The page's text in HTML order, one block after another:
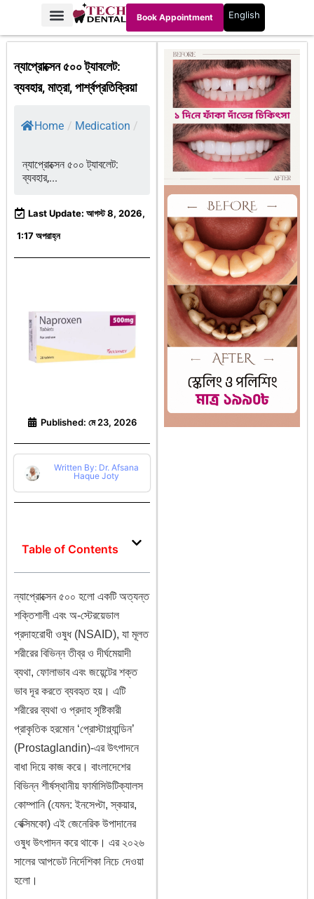
Book Appointment English
ন্যাপ্রোক্সেন ৫০০ ট্যাবলেট:
ব্যবহার, মাত্রা, পার্শ্বপ্রতিক্রিয়া
Home / Medication /
ন্যাপ্রোক্সেন ৫০০ ট্যাবলেট:
ব্যবহার,...
Last Update: আগস্ট 8, 2026,
1:17 অপরাহ্ন
Published: মে 23, 2026
Written By: Dr. Afsana
Haque Joty
Table of Contents
ন্যাপ্রোক্সেন ৫০০ হলো একটি অত্যন্ত
শক্তিশালী এবং অ-স্টেরয়েডাল
প্রদাহরোধী ওষুধ (NSAID), যা মূলত
শরীরের বিভিন্ন তীব্র ও দীর্ঘমেয়াদী
ব্যথা, ফোলাভাব এবং জয়েন্টের শক্ত
ভাব দূর করতে ব্যবহৃত হয়। এটি
শরীরের ব্যথা ও প্রদাহ সৃষ্টিকারী
প্রাকৃতিক হরমোন ‘প্রোস্টাগ্ল্যান্ডিন’
(Prostaglandin)-এর উৎপাদনে
বাধা দিয়ে কাজ করে। বাংলাদেশের
বিভিন্ন শীর্ষস্থানীয় ফার্মাসিউটিক্যালস
কোম্পানি (যেমন: ইনসেপ্টা, স্কয়ার,
বেক্সিমকো) এই জেনেরিক উপাদানের
ওষুধ উৎপাদন করে থাকে। এর ২০২৬
সালের আপডেট নির্দেশিকা নিচে দেওয়া
হলো।